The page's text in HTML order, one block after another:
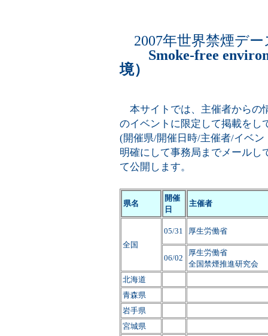
2007年世界禁煙デ
Smoke-free
境）
本サイトでは、主催者からの
のイベントに限定して掲載をし
(開催県/開催日時/主催者/イベ
明確にして事務局までメールし
て公開します。
県名
開催
日
主催者
全国
05/31 厚生労働省
06/02
厚生労働省
全国禁煙推進研究会
北海道
青森県
岩手県
宮城県